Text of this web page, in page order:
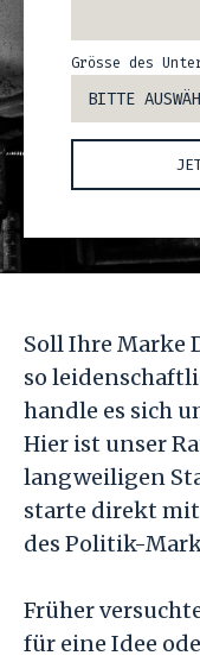
Grösse des
Soll Ihre Marke
so
handle es sich
Hier ist unser
langweiligen
starte direkt
des Politik-
Früher
für eine Idee